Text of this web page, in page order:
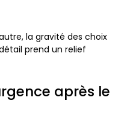
la gravité des choix
prend un relief
après le